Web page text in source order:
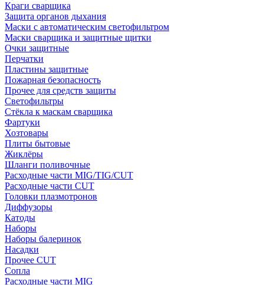
Краги сварщика
Защита органов дыхания
Маски с автоматическим светофильтром
Маски сварщика и защитные щитки
Очки защитные
Перчатки
Пластины защитные
Пожарная безопасность
Прочее для средств защиты
Светофильтры
Стёкла к маскам сварщика
Фартуки
Хозтовары
Плиты бытовые
Жиклёры
Шланги поливочные
Расходные части MIG/TIG/CUT
Расходные части CUT
Головки плазмотронов
Диффузоры
Катоды
Наборы
Наборы балеринок
Насадки
Прочее CUT
Сопла
Расходные части MIG